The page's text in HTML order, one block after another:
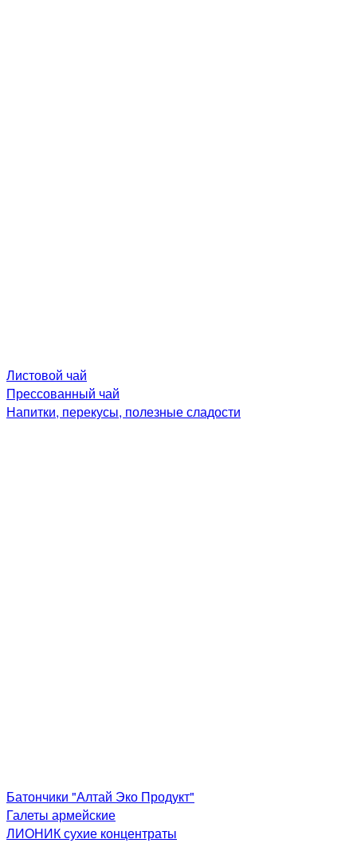
Листовой чай
Прессованный чай
Напитки, перекусы, полезные сладости
Батончики "Алтай Эко Продукт"
Галеты армейские
ЛИОНИК сухие концентраты